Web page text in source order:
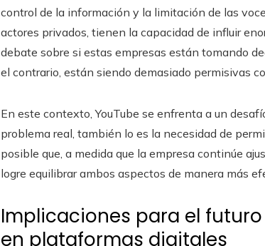
control de la información y la limitación de las
actores privados, tienen la capacidad de influir
debate sobre si estas empresas están tomando
el contrario, están siendo demasiado permisivas
En este contexto, YouTube se enfrenta a un
problema real, también lo es la necesidad de
posible que, a medida que la empresa continúe
logre equilibrar ambos aspectos de manera más
Implicaciones para el
en plataformas digitales